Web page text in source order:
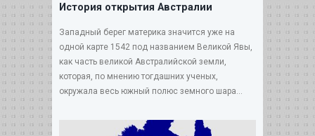
История открытия Австралии
Западный берег материка значится уже на
одной карте 1542 под названием Великой Явы,
как часть великой Австралийской земли,
которая, по мнению тогдашних ученых,
окружала весь южный полюс земного шара...